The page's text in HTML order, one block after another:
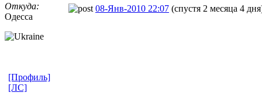
Откуда:
Одесса
08-Янв-2010 22:07 (спустя 2 месяца 4
[Профиль]
[ЛС]